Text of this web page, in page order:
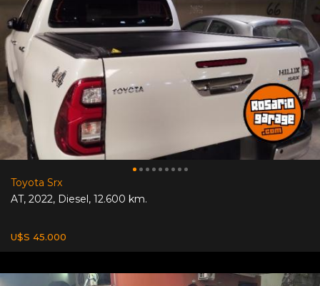
Toyota Srx
AT, 2022, Diesel, 12.600 km.
U$S 45.000